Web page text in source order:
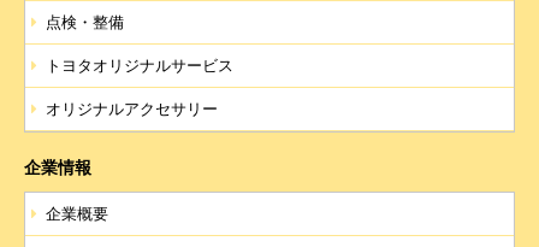
点検・整備
トヨタオリジナルサービス
オリジナルアクセサリー
企業情報
企業概要